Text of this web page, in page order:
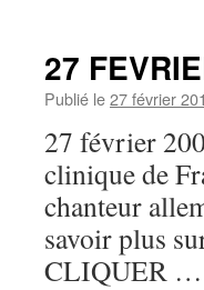
27
Publié le27 février
27 février
clinique de
chanteur
savoir plus
CLIQUER …